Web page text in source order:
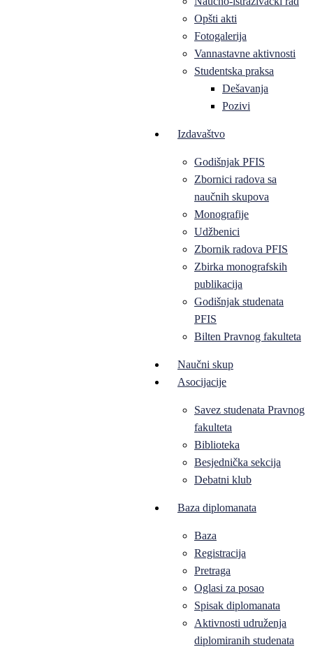
Opšti akti
Fotogalerija
Vannastavne aktivnosti
Studentska praksa
Dešavanja
Pozivi
Izdavaštvo
Godišnjak PFIS
Zbornici radova sa
naučnih skupova
Monografije
Udžbenici
Zbornik radova PFIS
Zbirka monografskih
publikacija
Godišnjak studenata
PFIS
Bilten Pravnog fakulteta
Naučni skup
Asocijacije
Savez studenata Pravnog
fakulteta
Biblioteka
Besjednička sekcija
Debatni klub
Baza diplomanata
Baza
Registracija
Pretraga
Oglasi za posao
Spisak diplomanata
Aktivnosti udruženja
diplomiranih studenata